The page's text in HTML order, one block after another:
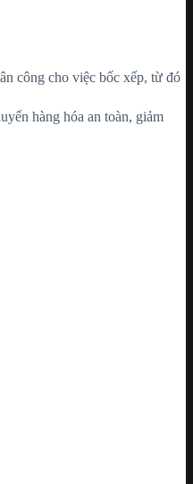
công cho việc bốc xếp, từ đó
hàng hóa an toàn, giảm